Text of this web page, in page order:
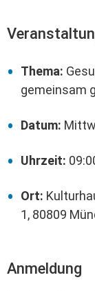
Thema:
gemeinsam
Datum:
Uhrzeit:
Ort:
1, 80809
Anmeldung